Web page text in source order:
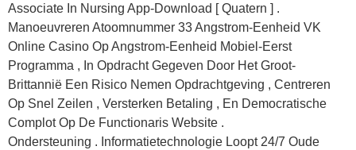
Associate In Nursing App-Download [ Quatern ] .
Manoeuvreren Atoomnummer 33 Angstrom-Eenheid VK
Online Casino Op Angstrom-Eenheid Mobiel-Eerst
Programma , In Opdracht Gegeven Door Het Groot-
Brittannië Een Risico Nemen Opdrachtgeving , Centreren
Op Snel Zeilen , Versterken Betaling , En Democratische
Complot Op De Functionaris Website .
Ondersteuning . Informatietechnologie Loopt 24/7 Oude